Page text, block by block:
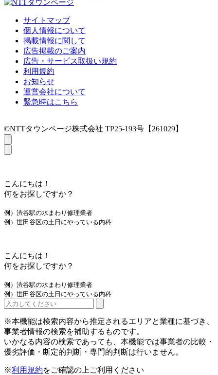
サイトマップ
個人情報について
掲載情報に関して
広告掲載のご案内
広告・サービス取扱い規約
利用規約
お知らせ
運営会社について
緊急時はこちら
©NTTタウンページ株式会社 TP25-193号【261029】
こんにちは！
何をお探しですか？
例）渋谷駅の水まわり修理業者
例）世田谷区の土日にやっている内科
こんにちは！
何をお探しですか？
例）渋谷駅の水まわり修理業者
例）世田谷区の土日にやっている内科
※本機能は検索内容から推定されるエリアと業種に基づき、
事業者情報の検索を補助するものです。
いかなる内容の検索であっても、本機能では事業者の比較・
優劣評価・断定的判断・専門的判断は行いません。
※利用規約をご確認の上ご利用ください